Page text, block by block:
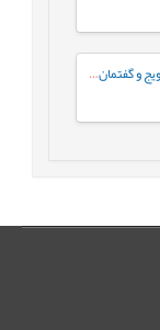
رسالت‌های نهاد علم و جامعه دانشگاهی برای ترویج و گفتمان‌سازی الگوی پیشرفت